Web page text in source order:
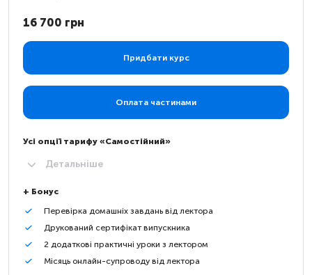
16 700 грн
Придбати курс
Оплата частинами
Усі опції тарифу «Самостійний»
Детальніше
+ Бонус
Перевірка домашніх завдань від лектора
Друкований сертифікат випускника
2 додаткові практичні уроки з лектором
Місяць онлайн-супроводу від лектора